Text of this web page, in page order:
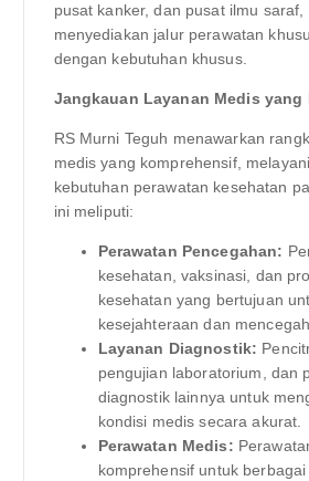
pusat kanker, dan pusat ilmu saraf,
menyediakan jalur perawatan
dengan kebutuhan khusus.
Jangkauan Layanan Medis yang
RS Murni Teguh menawarkan
medis yang komprehensif,
kebutuhan perawatan kesehatan
ini meliputi:
Perawatan Pencegahan:
kesehatan, vaksinasi, dan
kesehatan yang bertujuan
kesejahteraan dan
Layanan Diagnostik:
pengujian laboratorium, dan
diagnostik lainnya untuk
kondisi medis secara akurat.
Perawatan Medis:
komprehensif untuk